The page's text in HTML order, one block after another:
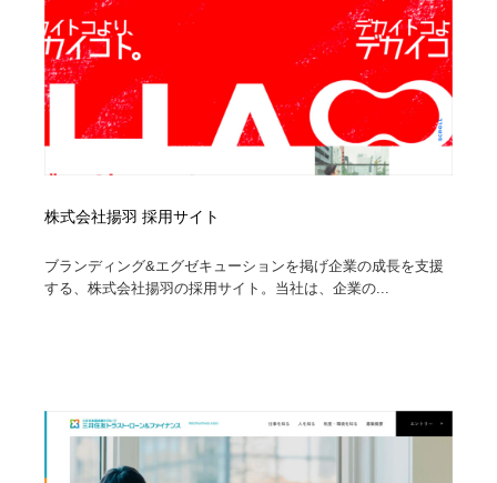
株式会社揚羽 採用サイト
ブランディング&エグゼキューションを掲げ企業の成長を支援
する、株式会社揚羽の採用サイト。当社は、企業の...